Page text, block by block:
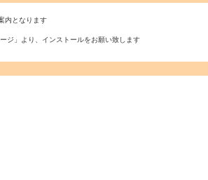
内となります
ジ」より、インストールをお願い致します